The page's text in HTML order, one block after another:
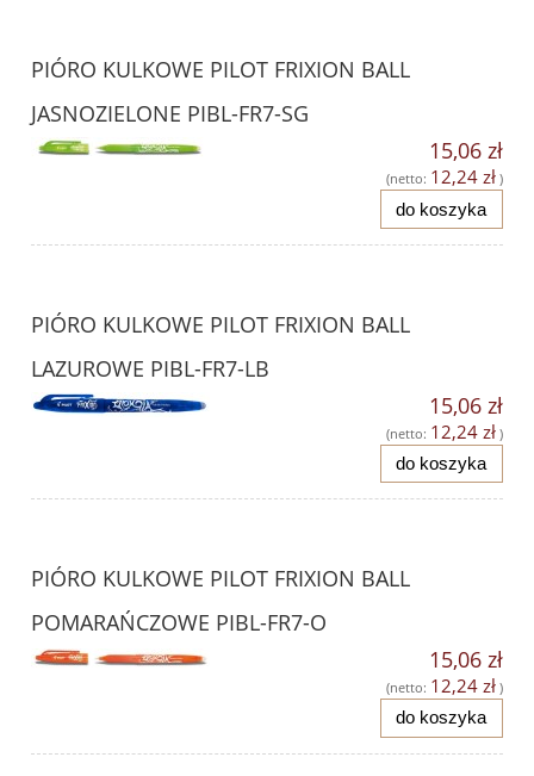
PIÓRO KULKOWE PILOT FRIXION BALL
JASNOZIELONE PIBL-FR7-SG
15,06 zł
(netto: 12,24 zł )
do koszyka
PIÓRO KULKOWE PILOT FRIXION BALL
LAZUROWE PIBL-FR7-LB
15,06 zł
(netto: 12,24 zł )
do koszyka
PIÓRO KULKOWE PILOT FRIXION BALL
POMARAŃCZOWE PIBL-FR7-O
15,06 zł
(netto: 12,24 zł )
do koszyka